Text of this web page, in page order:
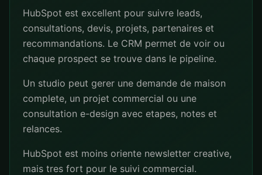
HubSpot est excellent pour suivre leads,
consultations, devis, projets, partenaires et
recommandations. Le CRM permet de voir ou
chaque prospect se trouve dans le pipeline.
Un studio peut gerer une demande de maison
complete, un projet commercial ou une
consultation e-design avec etapes, notes et
relances.
HubSpot est moins oriente newsletter creative,
mais tres fort pour le suivi commercial.